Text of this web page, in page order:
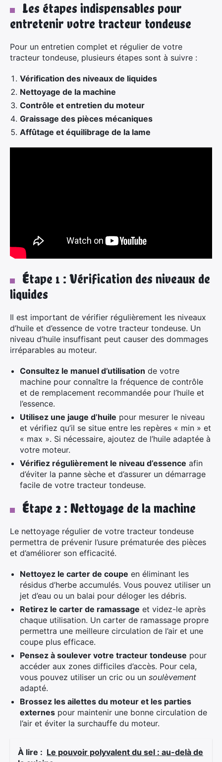
Les étapes indispensables pour
entretenir votre tracteur tondeuse
Pour un entretien complet et régulier de votre
tracteur tondeuse, plusieurs étapes sont à suivre :
Vérification des niveaux de liquides
Nettoyage de la machine
Contrôle et entretien du moteur
Graissage des pièces mécaniques
Affûtage et équilibrage de la lame
Étape 1 : Vérification des niveaux de
liquides
Il est important de vérifier régulièrement les niveaux
d’huile et d’essence de votre tracteur tondeuse. Un
niveau d’huile insuffisant peut causer des dommages
irréparables au moteur.
Consultez le manuel d’utilisation de votre
machine pour connaître la fréquence de contrôle
et de remplacement recommandée pour l’huile et
l’essence.
Utilisez une jauge d’huile pour mesurer le niveau
et vérifiez qu’il se situe entre les repères « min » et
« max ». Si nécessaire, ajoutez de l’huile adaptée à
votre moteur.
Vérifiez régulièrement le niveau d’essence afin
d’éviter la panne sèche et d’assurer un démarrage
facile de votre tracteur tondeuse.
Étape 2 : Nettoyage de la machine
Le nettoyage régulier de votre tracteur tondeuse
permettra de prévenir l’usure prématurée des pièces
et d’améliorer son efficacité.
Nettoyez le carter de coupe en éliminant les
résidus d’herbe accumulés. Vous pouvez utiliser un
jet d’eau ou un balai pour déloger les débris.
Retirez le carter de ramassage et videz-le après
chaque utilisation. Un carter de ramassage propre
permettra une meilleure circulation de l’air et une
coupe plus efficace.
Pensez à soulever votre tracteur tondeuse pour
accéder aux zones difficiles d’accès. Pour cela,
vous pouvez utiliser un cric ou un soulèvement
adapté.
Brossez les ailettes du moteur et les parties
externes pour maintenir une bonne circulation de
l’air et éviter la surchauffe du moteur.
À lire : Le pouvoir polyvalent du sel : au-delà de